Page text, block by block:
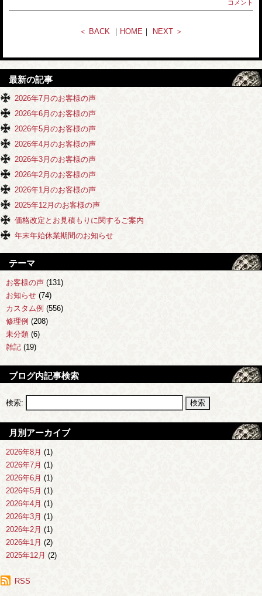
コメント
＜ BACK ｜ HOME ｜ NEXT ＞
最新の記事
2026年7月のお客様の声
2026年6月のお客様の声
2026年5月のお客様の声
2026年4月のお客様の声
2026年3月のお客様の声
2026年2月のお客様の声
2026年1月のお客様の声
2025年12月のお客様の声
価格改定とお見積もりに関するご案内
年末年始休業期間のお知らせ
テーマ
お客様の声 (131)
お知らせ (74)
カスタム例 (556)
修理例 (208)
未分類 (6)
雑記 (19)
ブログ内記事検索
検索:
月別アーカイブ
2026年8月 (1)
2026年7月 (1)
2026年6月 (1)
2026年5月 (1)
2026年4月 (1)
2026年3月 (1)
2026年2月 (1)
2026年1月 (2)
2025年12月 (2)
2025年10月
RSS